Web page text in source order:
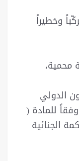
وخطيراً
محمية،
الدولي
للمادة (
الجنائية